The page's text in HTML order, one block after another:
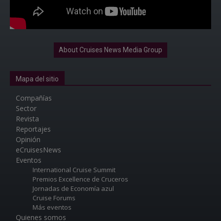
About Cruises News Media Group
Mapa del sitio
Compañías
Sector
Revista
Reportajes
Opinión
eCruisesNews
Eventos
International Cruise Summit
Premios Excellence de Cruceros
Jornadas de Economía azul
Cruise Forums
Más eventos
Quienes somos